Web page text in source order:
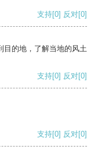
支持[0] 反对[0]
目的地，了解当地的风土
支持[0] 反对[0]
支持[0] 反对[0]